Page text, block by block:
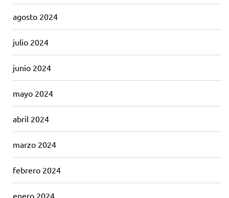
agosto 2024
julio 2024
junio 2024
mayo 2024
abril 2024
marzo 2024
febrero 2024
enero 2024